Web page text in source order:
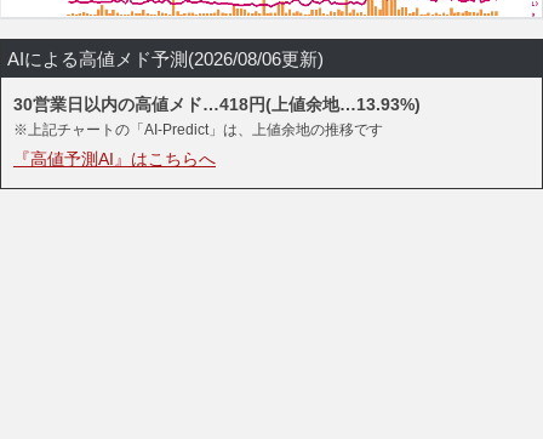
AIによる高値メド予測(2026/08/06更新)
30営業日以内の高値メド…418円(上値余地…13.93%)
※上記チャートの「AI-Predict」は、上値余地の推移です
『高値予測AI』はこちらへ